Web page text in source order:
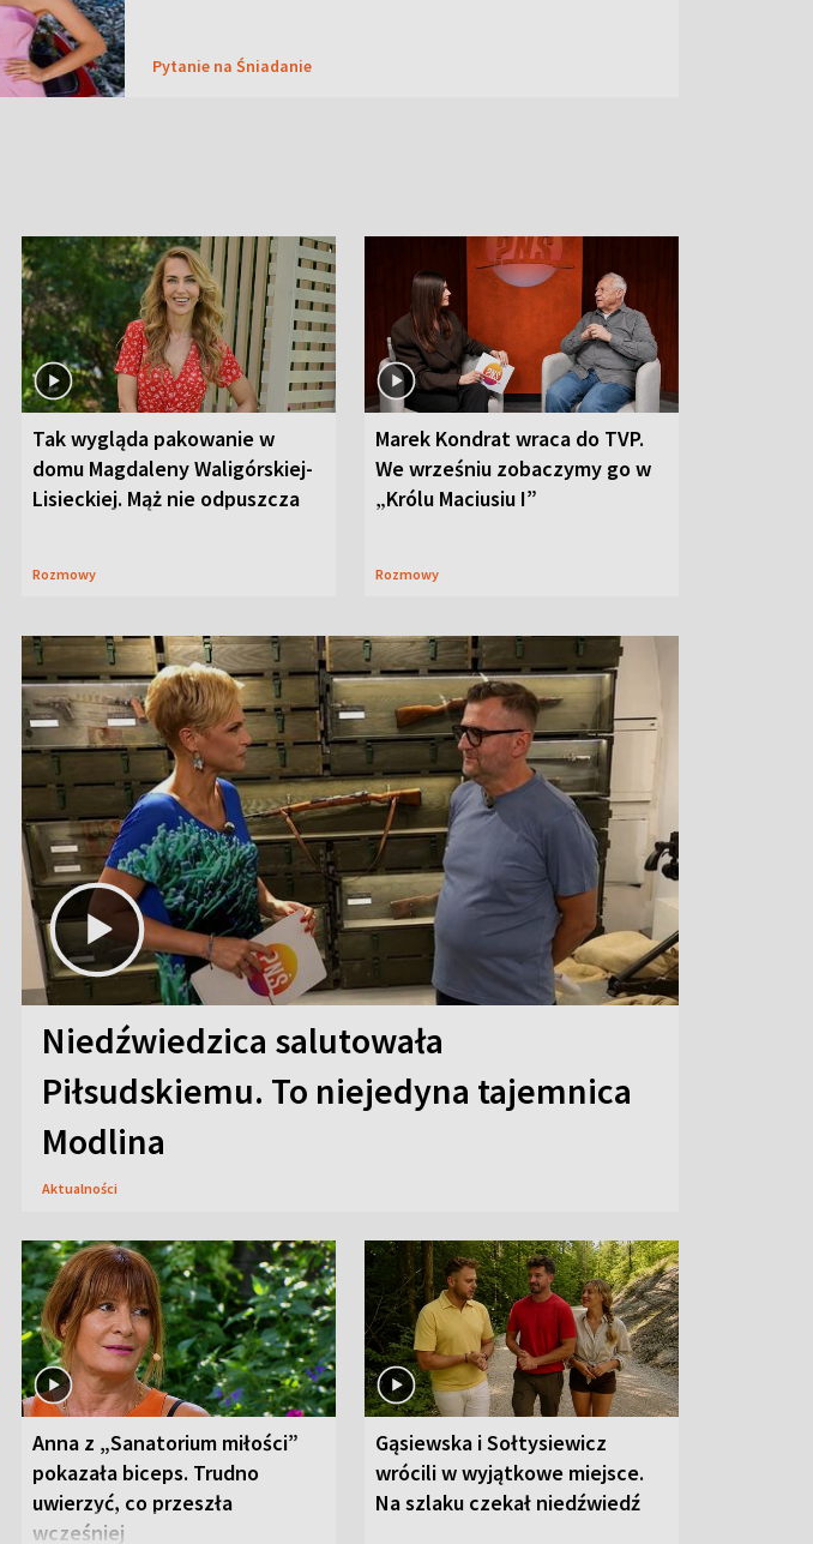
Pytanie na Śniadanie
Tak wygląda pakowanie w
domu Magdaleny Waligórskiej-
Lisieckiej. Mąż nie odpuszcza
Rozmowy
Marek Kondrat wraca do TVP.
We wrześniu zobaczymy go w
„Królu Maciusiu I”
Rozmowy
Niedźwiedzica salutowała
Piłsudskiemu. To niejedyna tajemnica
Modlina
Aktualności
Anna z „Sanatorium miłości”
pokazała biceps. Trudno
uwierzyć, co przeszła
wcześniej
Gąsiewska i Sołtysiewicz
wrócili w wyjątkowe miejsce.
Na szlaku czekał niedźwiedź